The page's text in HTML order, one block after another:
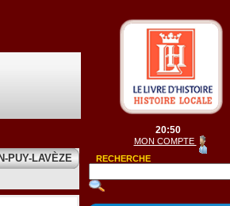
PUY-LAVÈZE
20:50
MON COMPTE
RECHERCHE